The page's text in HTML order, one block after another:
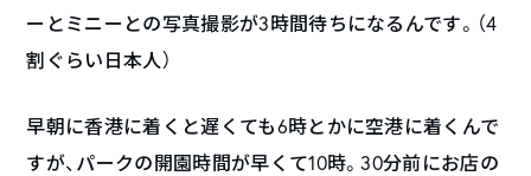
ーとミニーとの写真撮影が3時間待ちになるんです。（4
割ぐらい日本人）
早朝に香港に着くと遅くても6時とかに空港に着くんで
すが、パークの開園時間が早くて10時。30分前にお店の